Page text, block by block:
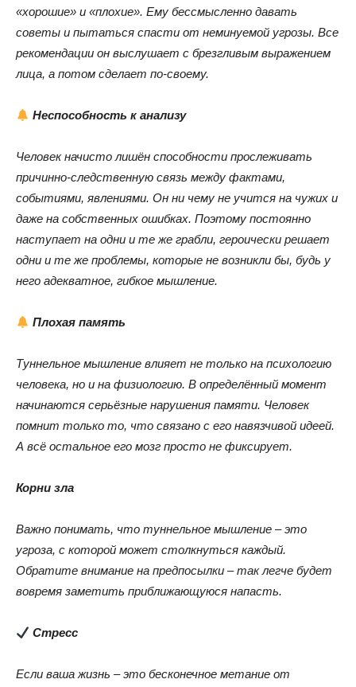
«хорошие» и «плохие». Ему бессмысленно давать
советы и пытаться спасти от неминуемой угрозы. Все
рекомендации он выслушает с брезгливым выражением
лица, а потом сделает по-своему.
Неспособность к анализу
Человек начисто лишён способности прослеживать
причинно-следственную связь между фактами,
событиями, явлениями. Он ни чему не учится на чужих и
даже на собственных ошибках. Поэтому постоянно
наступает на одни и те же грабли, героически решает
одни и те же проблемы, которые не возникли бы, будь у
него адекватное, гибкое мышление.
Плохая память
Туннельное мышление влияет не только на психологию
человека, но и на физиологию. В определённый момент
начинаются серьёзные нарушения памяти. Человек
помнит только то, что связано с его навязчивой идеей.
А всё остальное его мозг просто не фиксирует.
Корни зла
Важно понимать, что туннельное мышление – это
угроза, с которой может столкнуться каждый.
Обратите внимание на предпосылки – так легче будет
вовремя заметить приближающуюся напасть.
Стресс
Если ваша жизнь – это бесконечное метание от